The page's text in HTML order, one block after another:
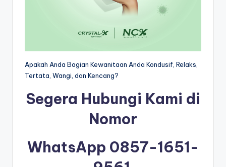
Apakah Anda Bagian Kewanitaan Anda Kondusif, Relaks,
Tertata, Wangi, dan Kencang?
Segera Hubungi Kami di
Nomor
WhatsApp 0857-1651-